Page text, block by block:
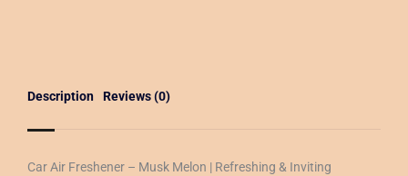
50
Description Reviews (0)
Car Air Freshener – Musk Melon | Refreshing & Inviting